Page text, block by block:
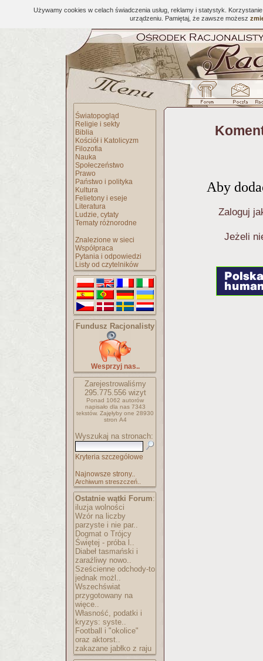
Używamy cookies w celach świadczenia usług, reklamy i statystyk.
urządzeniu. Pamiętaj, że zawsze możesz
Światopogląd
Religie i sekty
Biblia
Kościół i Katolicyzm
Filozofia
Nauka
Społeczeństwo
Prawo
Państwo i polityka
Kultura
Felietony i eseje
Literatura
Ludzie, cytaty
Tematy różnorodne
Znalezione w sieci
Współpraca
Pytania i odpowiedzi
Listy od czytelników
Fundusz Racjonalisty
Wesprzyj nas..
Zarejestrowaliśmy
295.775.556wizyt
Ponad 1062 autorów
napisało dla nas 7343
tekstów. Zajęłyby one 28930
stron A4
Wyszukaj na stronach:
Kryteria szczegółowe
Najnowsze strony..
Archiwum streszczeń..
Ostatnie wątki Forum:
iluzja wolności
Wzór na liczby
parzyste i nie par..
Dogmat o Trójcy
Świętej - próba l..
Diabeł tasmański i
zaraźliwy nowo..
Sześcienne odchody-to
jednak możl..
Wszechświat
przygotowany na
więce..
Własność, podatki i
kryzys: syste..
Football i "okolice"
oraz aktorst..
zakazane jabłko z raju
Aby
Zaloguj
Jeżeli